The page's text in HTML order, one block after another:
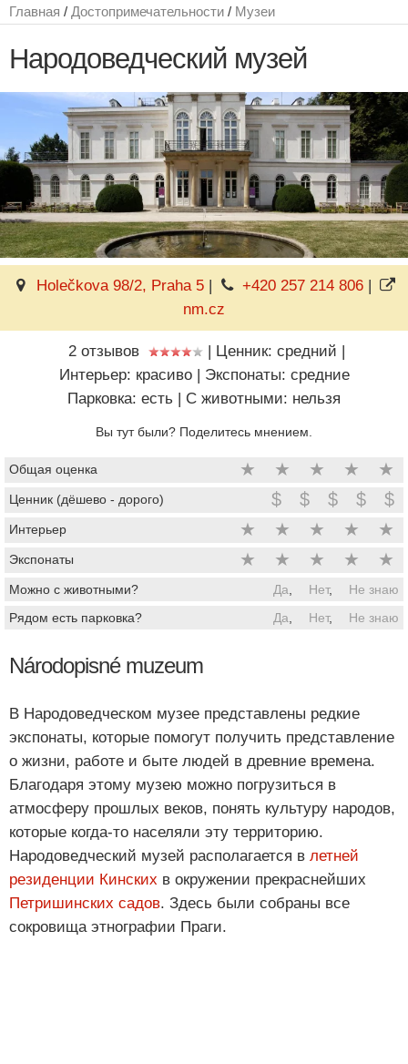
Главная / Достопримечательности / Музеи
Народоведческий музей
Holečkova 98/2, Praha 5| +420 257 214 806 |
nm.cz
2 отзывов | Ценник: средний |
Интерьер: красиво | Экспонаты: средние
Парковка: есть | C животными: нельзя
Вы тут были? Поделитесь мнением.
Общая оценка ★ ★ ★ ★ ★
Ценник (дёшево - дорого) $ $ $ $ $
Интерьер ★ ★ ★ ★ ★
Экспонаты ★ ★ ★ ★ ★
Можно с животными? Да Нет,
Не знаю
Рядом есть парковка?
Да Нет, Не знаю
Národopisné muzeum
В Народоведческом музее представлены редкие
экспонаты, которые помогут получить представление
о жизни, работе и быте людей в древние времена.
Благодаря этому музею можно погрузиться в
атмосферу прошлых веков, понять культуру народов,
которые когда-то населяли эту территорию.
Народоведческий музей располагается в летней
резиденции Кинских в окружении прекраснейших
Петришинских садов. Здесь были собраны все
сокровища этнографии Праги.